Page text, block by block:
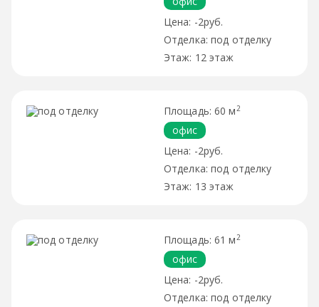
-2руб.
под отделку
12 этаж
60 м 2
офис
-2руб.
под отделку
13 этаж
61 м 2
офис
-2руб.
под отделку